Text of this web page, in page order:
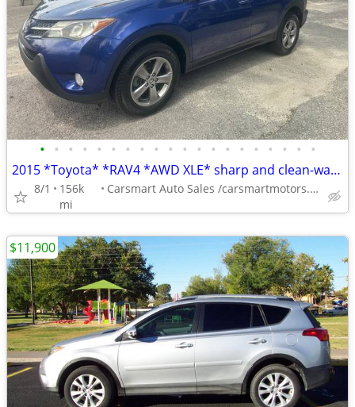
• • • • • • • • • • • • • • • • • • • •
2015 *Toyota* *RAV4 *AWD XLE* sharp and clean-warranty
8/1
156k
mi
Carsmart Auto Sales /carsmartmotors.com
$11,900